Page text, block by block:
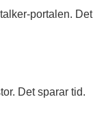
portalen.
Det sparar tid.